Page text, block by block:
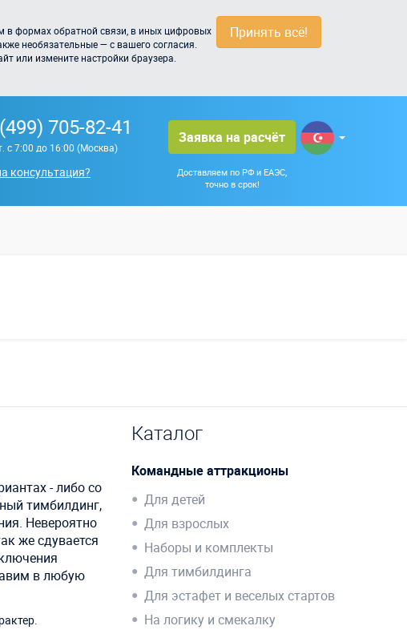
Принять всё!
в формах обратной связи, в иных цифровых
необязательные — с вашего согласия.
или измените настройки браузера.
705-82-41
с 7:00 до 16:00 (Москва)
консультация?
Заявка на расчёт
Доставляем по РФ и ЕАЭС,
точно в срок!
- либо со
тимбилдинг,
Невероятно
же сдувается
в любую
Каталог
Командные аттракционы
Для детей
Для взрослых
Наборы и комплекты
Для тимбилдинга
Для эстафет и веселых стартов
На логику и смекалку